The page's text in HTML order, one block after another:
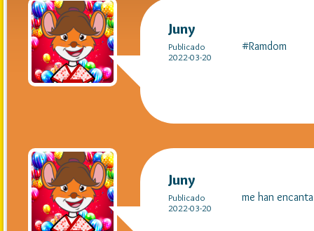
Juny
Publicado
2022-03-20
#Ramdom
Juny
Publicado
2022-03-20
me han